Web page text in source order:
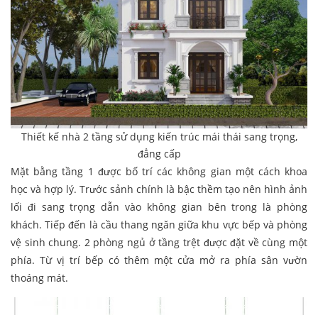
Thiết kế nhà 2 tầng sử dụng kiến trúc mái thái sang trọng,
đẳng cấp
Mặt bằng tầng 1 được bố trí các không gian một cách khoa
học và hợp lý. Trước sảnh chính là bậc thềm tạo nên hình ảnh
lối đi sang trọng dẫn vào không gian bên trong là phòng
khách. Tiếp đến là cầu thang ngăn giữa khu vực bếp và phòng
vệ sinh chung. 2 phòng ngủ ở tầng trệt được đặt về cùng một
phía. Từ vị trí bếp có thêm một cửa mở ra phía sân vườn
thoáng mát.